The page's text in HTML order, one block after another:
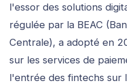
l'essor des solutions
régulée par la BEAC
Centrale), a adopté en
sur les services de
l'entrée des fintechs sur